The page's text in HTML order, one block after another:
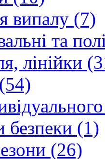
випалу (7)
та
лінійки
(1)
(26)